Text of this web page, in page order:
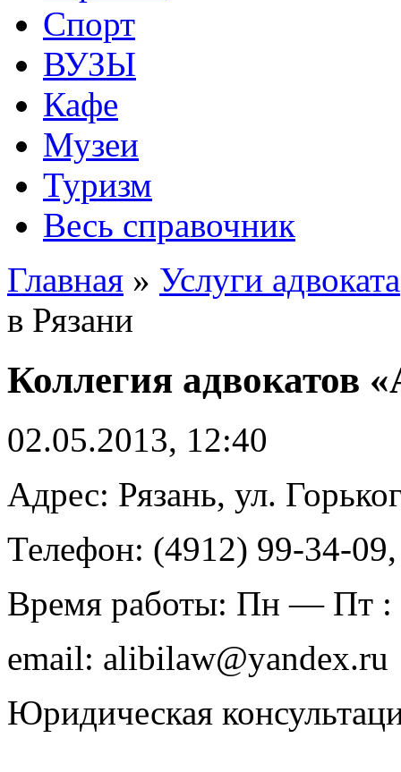
Спорт
ВУЗЫ
Кафе
Музеи
Туризм
Весь справочник
Главная » Услуги адвоката
в Рязани
Коллегия адвокатов
02.05.2013, 12:40
Адрес: Рязань, ул.
Телефон: (4912) 99-34-
Время работы: Пн — Пт
email: alibilaw@yandex.ru
Юридическая